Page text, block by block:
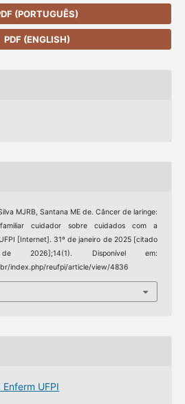
(PORTUGUÊS)
PDF (ENGLISH)
MJRB, Santana ME de. Câncer de laringe:
cuidador sobre cuidados com a
[Internet]. 31º de janeiro de 2025 [citado
Disponível em:
index.php/reufpi/article/view/4836
UFPI